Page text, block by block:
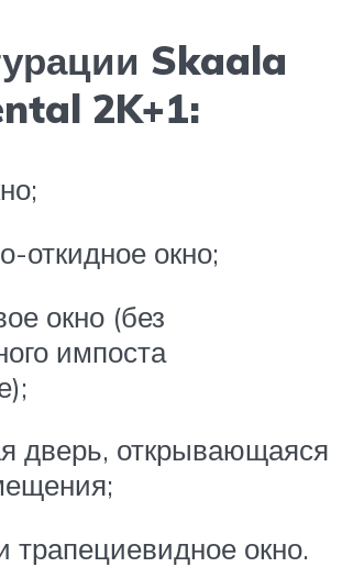
Skaala
2K+1:
откидное окно;
окно (без
импоста
дверь, открывающаяся
трапециевидное окно.